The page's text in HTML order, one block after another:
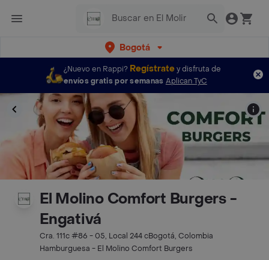
Bogotá
¿Nuevo en Rappi? Regístratey disfruta de
envíos gratis por semanas Aplican TyC
El Molino Comfort Burgers -
Engativá
Cra. 111c #86 - 05, Local 244 cBogotá, Colombia
Hamburguesa - El Molino Comfort Burgers